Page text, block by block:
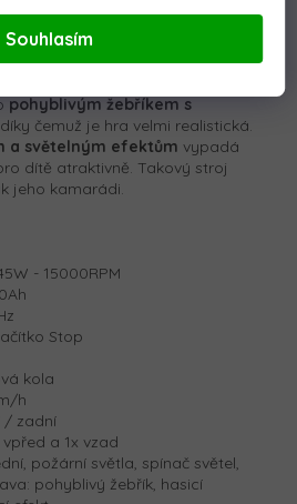
Souhlasím
stanou odvážnými hasiči.
potřebné, aby malému hasiči
zábavy. Vozidlo je vyrobeno z
pohyblivým žebříkem s
čemuž je hra velmi realistická.
a světelným efektům vypadá
dítě atraktivně. Takový stroj
jeho kamarádi.
- 15000RPM
Stop
kola
h
/ zadní
a 1x vzad
požární světla, spínač světel,
pohyblivý žebřík, hasicí